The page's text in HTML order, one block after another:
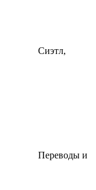
Сиэтл,
Переводы и